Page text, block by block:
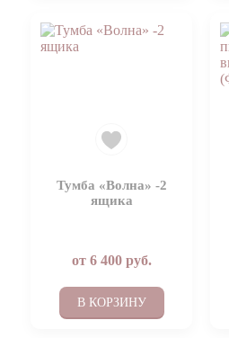
Тумба «Волна» -2
ящика
от 6 400руб.
В КОРЗИНУ